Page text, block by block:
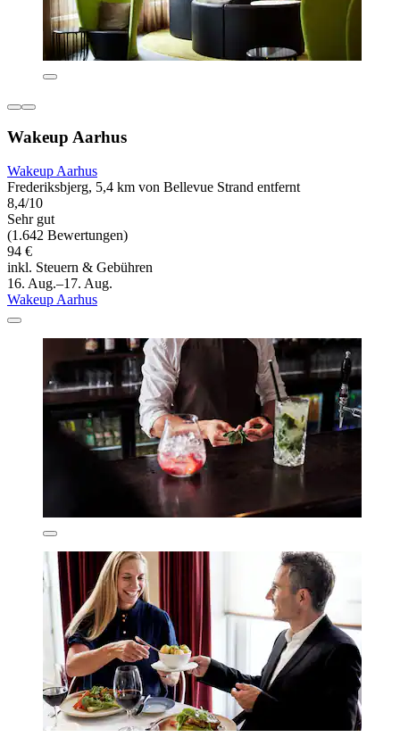
Wakeup Aarhus
Wakeup Aarhus
Frederiksbjerg, 5,4 km von Bellevue Strand entfernt
8,4/10
Sehr gut
(1.642 Bewertungen)
94 €
inkl. Steuern & Gebühren
16. Aug.–17. Aug.
Wakeup Aarhus